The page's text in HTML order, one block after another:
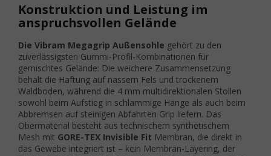
Konstruktion und Leistung im
anspruchsvollen Gelände
Die Vibram Megagrip Außensohle gehört zu den
zuverlässigsten Gummi-Profil-Kombinationen für
gemischtes Gelände: Die weichere Zusammensetzung
behält die Haftung auf nassem Fels und trockenem
Waldboden, während die 4 mm multidirektionalen Stollen
sowohl beim Aufstieg in schlammige Hänge als auch beim
Abbremsen auf steinigen Abfahrten Grip liefern. Das
Obermaterial besteht aus technischem synthetischem
Mesh mit GORE-TEX Invisible Fit Membran, die direkt in
das Gewebe integriert ist – kein Membran-Layering, der